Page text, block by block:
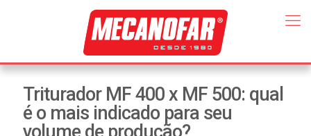
Triturador MF 400 x MF 500: qual
é o mais indicado para seu